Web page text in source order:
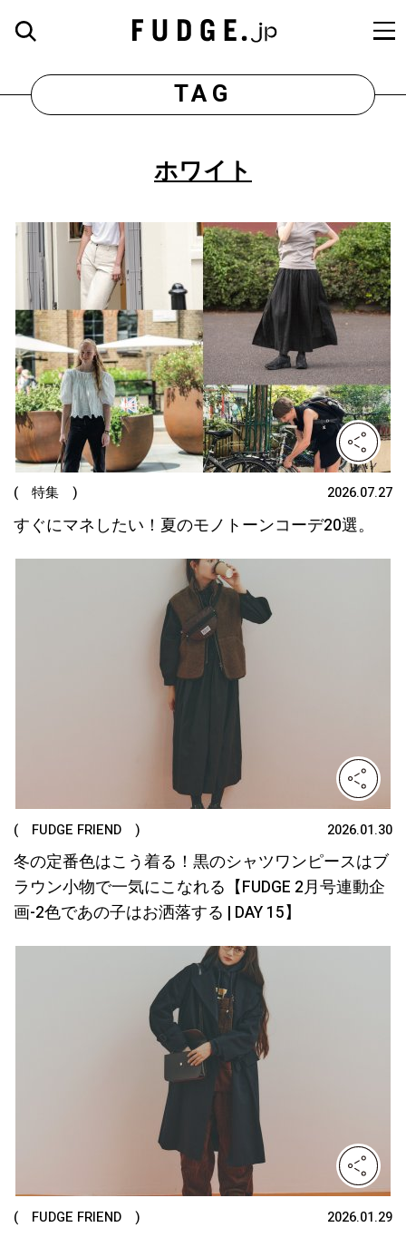
TAG
ホワイト
( 特集 ) 2026.07.27
すぐにマネしたい！夏のモノトーンコーデ20選。
( FUDGE FRIEND ) 2026.01.30
冬の定番色はこう着る！黒のシャツワンピースはブ
ラウン小物で一気にこなれる【FUDGE 2月号連動企
画-2色であの子はお洒落する | DAY 15】
( FUDGE FRIEND ) 2026.01.29